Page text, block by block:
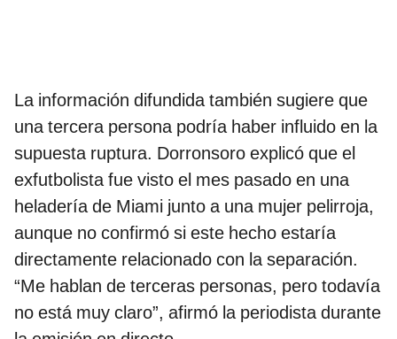
La información difundida también sugiere que
una tercera persona podría haber influido en la
supuesta ruptura. Dorronsoro explicó que el
exfutbolista fue visto el mes pasado en una
heladería de Miami junto a una mujer pelirroja,
aunque no confirmó si este hecho estaría
directamente relacionado con la separación.
“Me hablan de terceras personas, pero todavía
no está muy claro”, afirmó la periodista durante